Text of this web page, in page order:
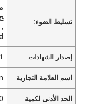
تسليط الضوء:
,
إصدار الشهادات
اسم العلامة التجارية
الحد الأدنى لكمية